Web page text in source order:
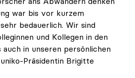
war bis vor kurzem
bedauerlich. Wir sind
und Kollegen in den
in unseren persönlichen
Präsidentin Brigitte